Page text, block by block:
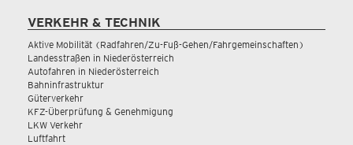
VERKEHR & TECHNIK
Aktive Mobilität (Radfahren/Zu-Fuß-Gehen/Fahrgemeinschaften)
Landesstraßen in Niederösterreich
Autofahren in Niederösterreich
Bahninfrastruktur
Güterverkehr
KFZ-Überprüfung & Genehmigung
LKW Verkehr
Luftfahrt